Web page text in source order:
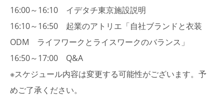
16:00～16:10 イデタチ東京施設説明
16:10～16:50 起業のアトリエ「自社ブランドと衣装
ODM ライフワークとライスワークのバランス」
16:50～17:00 Q&A
※スケジュール内容は変更する可能性がございます。予
めご了承ください。